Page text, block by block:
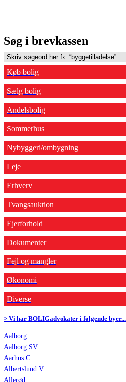
Søg i brevkassen
Køb bolig
Sælg bolig
Andelsbolig
Sommerhus
Nybyggeri/ombygning
Leje
Erhverv
Tvangsauktion
Ejerforhold
Dokumenter
Fejl og mangler
Økonomi
Diverse
> Vi har BOLIGadvokater i følgende byer...
Aalborg
Aalborg SV
Aarhus C
Albertslund V
Allerød